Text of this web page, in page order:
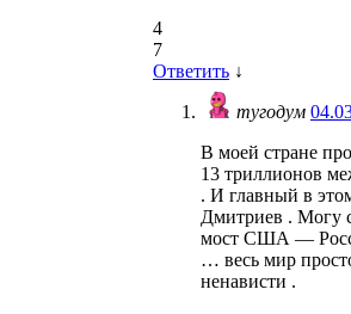
4
7
Ответить ↓
тугодум
В моей стране
13 триллионов
. И главный в
Дмитриев . Могу
мост США —
… весь мир
ненависти .